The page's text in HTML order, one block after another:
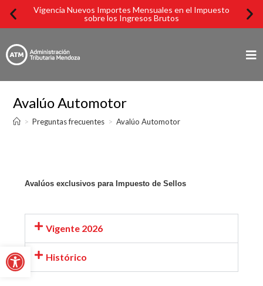
Vigencia Nuevos Importes Mensuales en el Impuesto
sobre los Ingresos Brutos
Avalúo Automotor
> Preguntas frecuentes > Avalúo Automotor
Avalúos exclusivos para Impuesto de Sellos
Vigente 2026
Histórico
Abrir barra de herramientas